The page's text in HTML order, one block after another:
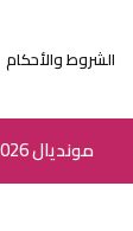
الشروط والأحكام
مونديال 2026